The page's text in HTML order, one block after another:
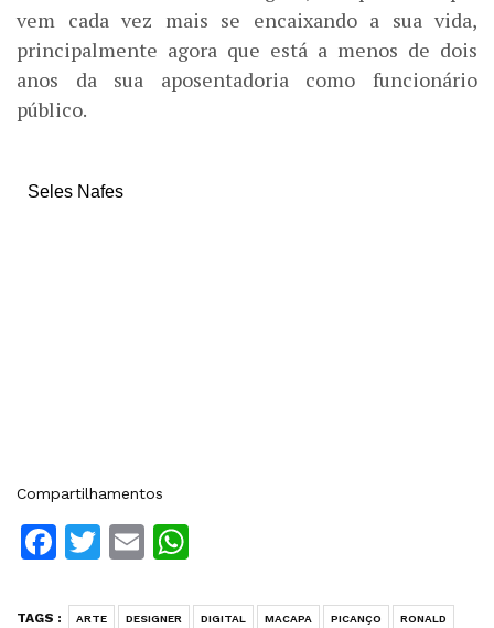
vem cada vez mais se encaixando a sua vida,
principalmente agora que está a menos de dois
anos da sua aposentadoria como funcionário
público.
Seles Nafes
Compartilhamentos
Facebook
Twitter
Email
TAGS : ARTE DESIGNER DIGITAL MACAPA PICANÇO RONALD